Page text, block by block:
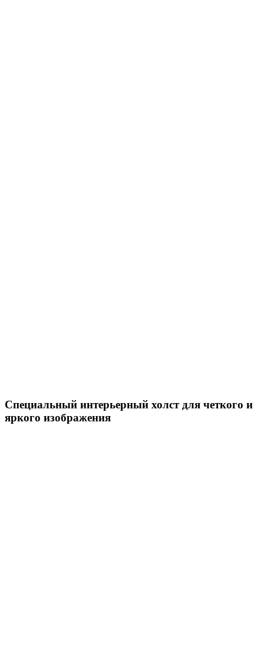
Специальный интерьерный холст для четкого и
яркого изображения